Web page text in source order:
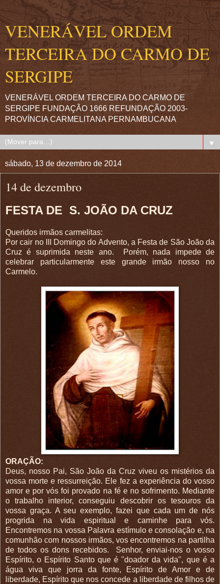
VENERÁVEL ORDEM
TERCEIRA DO CARMO DE
SERGIPE
VENERÁVEL ORDEM TERCEIRA DO CARMO DE
SERGIPE FUNDAÇÃO 1666 REFUNDAÇÃO 2003-
PROVÍNCIA CARMELITANA PERNAMBUCANA
▼
sábado, 13 de dezembro de 2014
14 de dezembro
FESTA DE S. JOÃO DA CRUZ
Queridos irmãos carmelitas:
Por cair no III Domingo do Advento, a Festa de São João da
Cruz é suprimida neste ano. Porém, nada impede de
celebrar particularmente este grande irmão nosso no
Carmelo.
ORAÇÃO:
Deus, nosso Pai, São João da Cruz viveu os mistérios da
vossa morte e ressurreição. Ele fez a experiência do vosso
amor e por vós foi provado na fé e no sofrimento. Mediante
o trabalho interior, conseguiu descobrir os tesouros da
vossa graça. A seu exemplo, fazei que cada um de nós
progrida na vida espiritual e caminhe para vós.
Encontremos na vossa Palavra estímulo e consolação e, na
comunhão com nossos irmãos, vos encontremos na partilha
de todos os dons recebidos. Senhor, enviai-nos o vosso
Espírito, o Espírito Santo que é "doador da vida", que é a
água viva que jorra da fonte, Espírito de Amor e de
liberdade, Espírito que nos concede a liberdade de filhos de